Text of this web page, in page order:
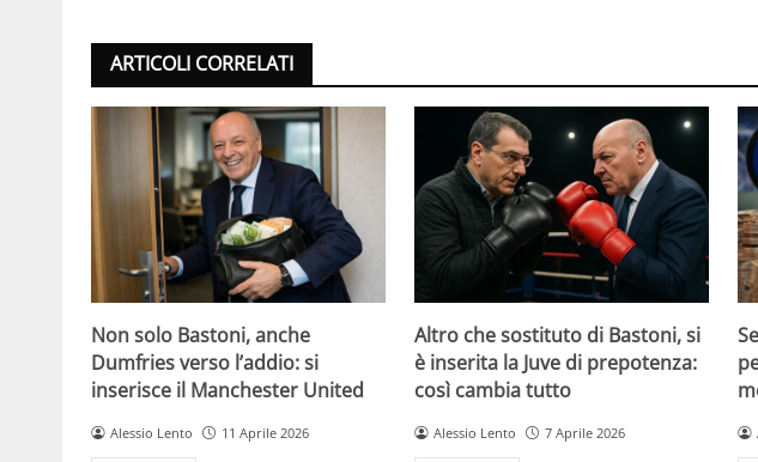
ARTICOLI CORRELATI
Non solo Bastoni, anche
Dumfries verso l’addio: si
inserisce il Manchester United
Alessio Lento 11 Aprile 2026
Altro che sostituto di Bastoni, si
è inserita la Juve di prepotenza:
così cambia tutto
Alessio Lento 7 Aprile 2026